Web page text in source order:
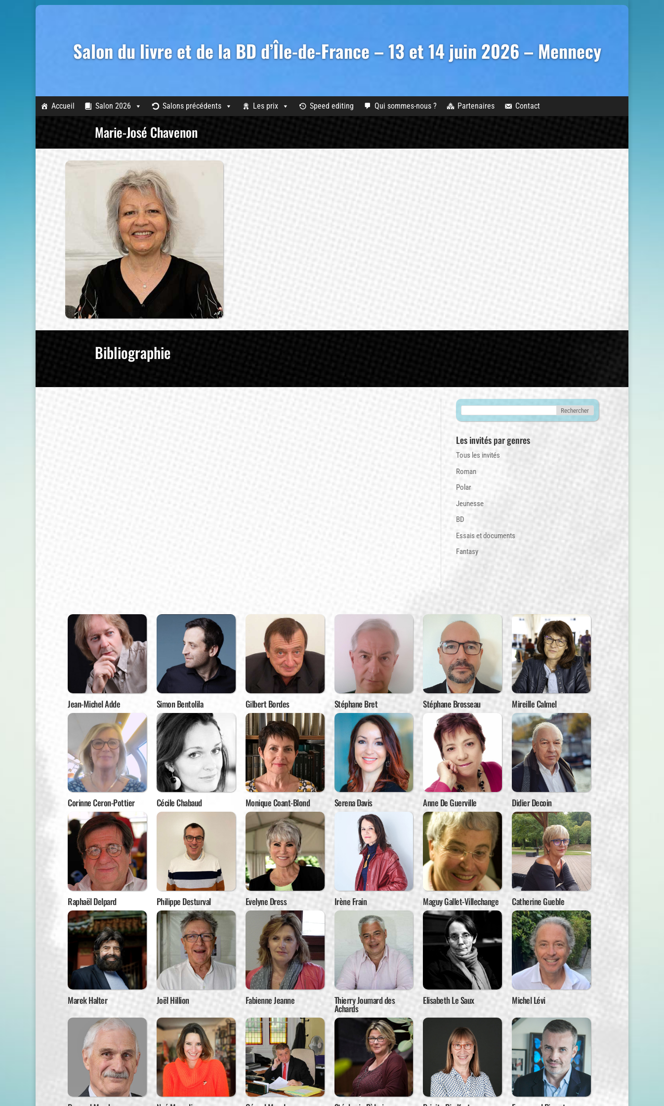
Salon du livre et de la BD d’Île-de-France – 13 et 14 juin 2026 – Mennecy
Accueil Salon 2026 Salons précédents Les prix Speed editing Qui sommes-nous ? Partenaires Contact
Marie-José Chavenon
Bibliographie
Les invités par genres
Tous les invités
Roman
Polar
Jeunesse
BD
Essais et documents
Fantasy
Jean-Michel Adde Simon Bentolila Gilbert Bordes Stéphane Bret Stéphane Brosseau Mireille Calmel
Corinne Ceron-Pottier Cécile Chabaud Monique Coant-Blond Serena Davis Anne De Guerville Didier Decoin
Raphaël Delpard Philippe Desturval Evelyne Dress Irène Frain Maguy Gallet-Villechange Catherine Gueble
Marek Halter Joël Hillion Fabienne Jeanne Thierry Joumard des
Achards
Elisabeth Le Saux Michel Lévi